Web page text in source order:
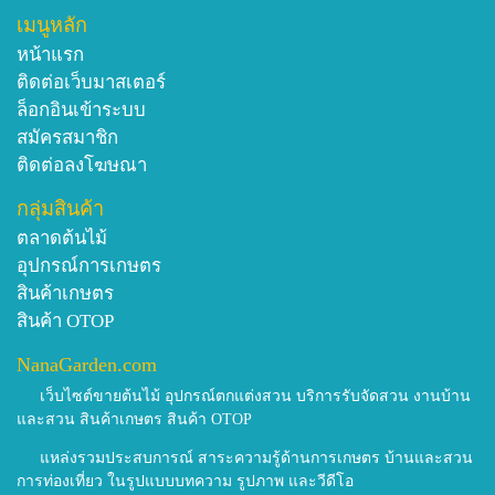
เมนูหลัก
หน้าแรก
ติดต่อเว็บมาสเตอร์
ล็อกอินเข้าระบบ
สมัครสมาชิก
ติดต่อลงโฆษณา
กลุ่มสินค้า
ตลาดต้นไม้
อุปกรณ์การเกษตร
สินค้าเกษตร
สินค้า OTOP
NanaGarden.com
เว็บไซต์ขายต้นไม้ อุปกรณ์ตกแต่งสวน บริการรับจัดสวน งานบ้าน
และสวน สินค้าเกษตร สินค้า OTOP
แหล่งรวมประสบการณ์ สาระความรู้ด้านการเกษตร บ้านและสวน
การท่องเที่ยว ในรูปแบบบทความ รูปภาพ และวีดีโอ